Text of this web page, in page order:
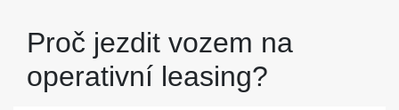
Proč jezdit vozem na
operativní leasing?